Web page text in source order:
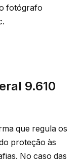
fotógrafo
9.610
que regula os
proteção às
No caso das